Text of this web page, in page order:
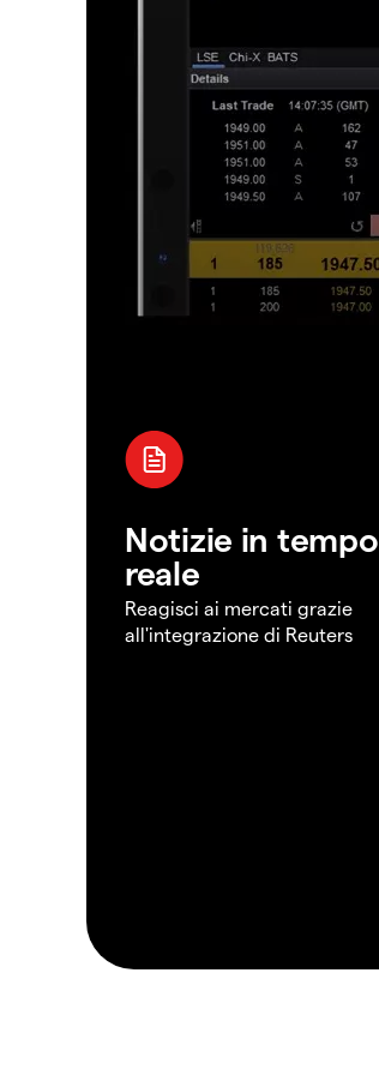
Notizie in tempo
reale
Reagisci ai mercati grazie
all'integrazione di Reuters